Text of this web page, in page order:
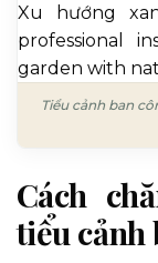
Tiểu cảnh ban
Cách
tiểu cảnh